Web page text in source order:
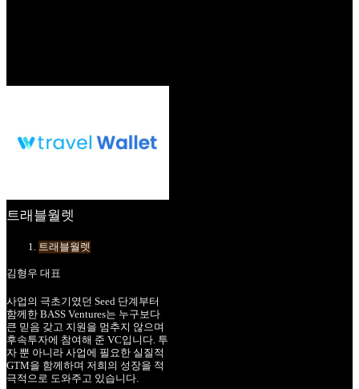
트래블월렛
트래블월렛
김형우 대표
사업의 극초기였던 Seed 단계부터
함께한 BASS Ventures는 누구보다
큰 믿음 갖고 지원을 멈추지 않으며
후속투자에 참여해 준 VC입니다. 투
자 뿐 아니라 사업에 필요한 실질적
GTM을 함께하며 저희의 성장을 적
극적으로 도와주고 있습니다.